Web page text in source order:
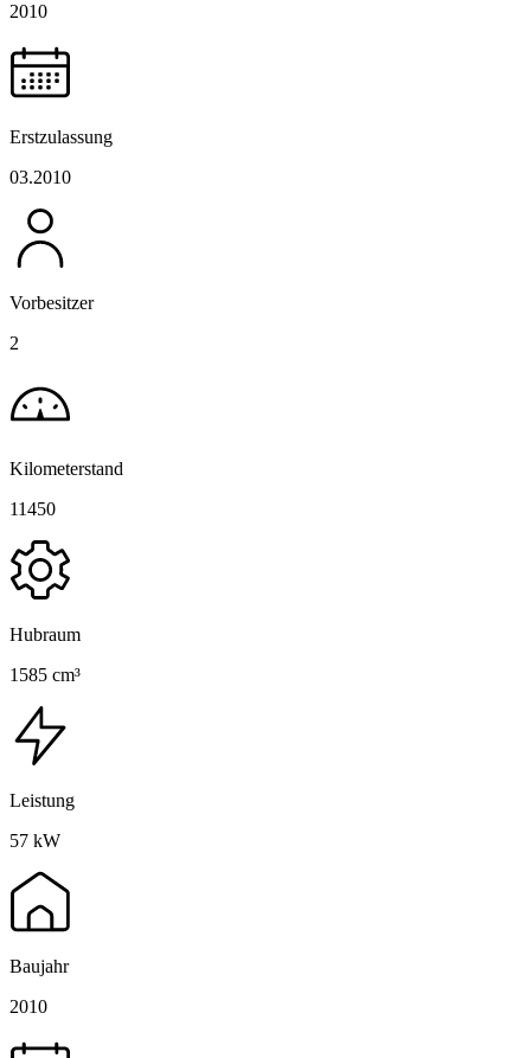
2010
Erstzulassung
03.2010
Vorbesitzer
2
Kilometerstand
11450
Hubraum
1585 cm³
Leistung
57 kW
Baujahr
2010